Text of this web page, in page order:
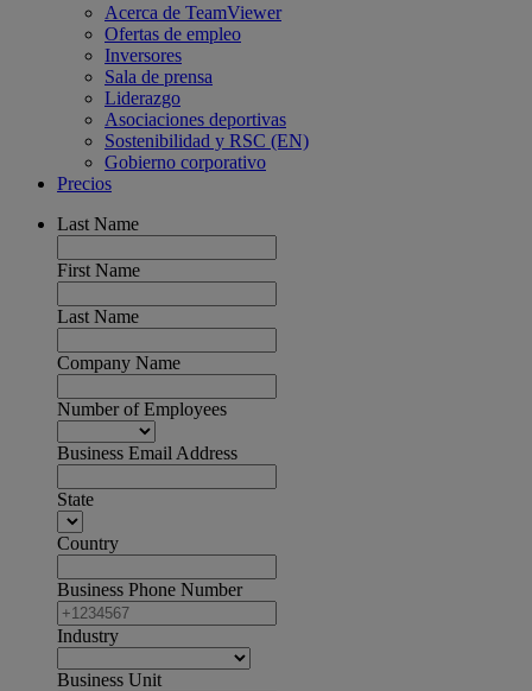
Acerca de TeamViewer
Ofertas de empleo
Inversores
Sala de prensa
Liderazgo
Asociaciones deportivas
Sostenibilidad y RSC (EN)
Gobierno corporativo
Precios
Last Name
First Name
Last Name
Company Name
Number of Employees
Business Email Address
State
Country
Business Phone Number
Industry
Business Unit